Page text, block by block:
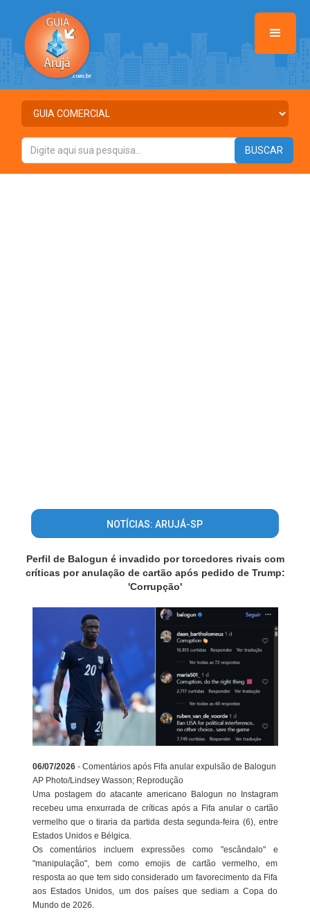
NOTÍCIAS: ARUJÁ-SP
Perfil de Balogun é invadido por torcedores rivais com
críticas por anulação de cartão após pedido de Trump:
'Corrupção'
06/07/2026 - Comentários após Fifa anular expulsão de Balogun
AP Photo/Lindsey Wasson; Reprodução
Uma postagem do atacante americano Balogun no Instagram
recebeu uma enxurrada de críticas após a Fifa anular o cartão
vermelho que o tiraria da partida desta segunda-feira (6), entre
Estados Unidos e Bélgica.
Os comentários incluem expressões como "escândalo" e
"manipulação", bem como emojis de cartão vermelho, em
resposta ao que tem sido considerado um favorecimento da Fifa
aos Estados Unidos, um dos países que sediam a Copa do
Mundo de 2026.